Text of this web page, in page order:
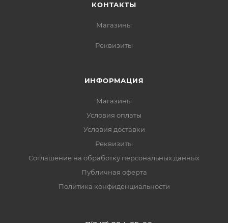
КОНТАКТЫ
Магазины
Реквизиты
ИНФОРМАЦИЯ
Магазины
Условия оплаты
Условия доставки
Реквизиты
Соглашение на обработку персональных данных
Публичная оферта
Политика конфиденциальности